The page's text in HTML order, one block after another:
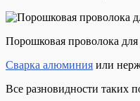
Порошковая проволока для
Сварка алюминия или
Все разновидности таких